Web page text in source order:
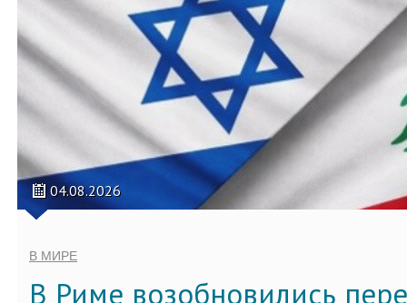
04.08.2026
В МИРЕ
В Риме возобновились